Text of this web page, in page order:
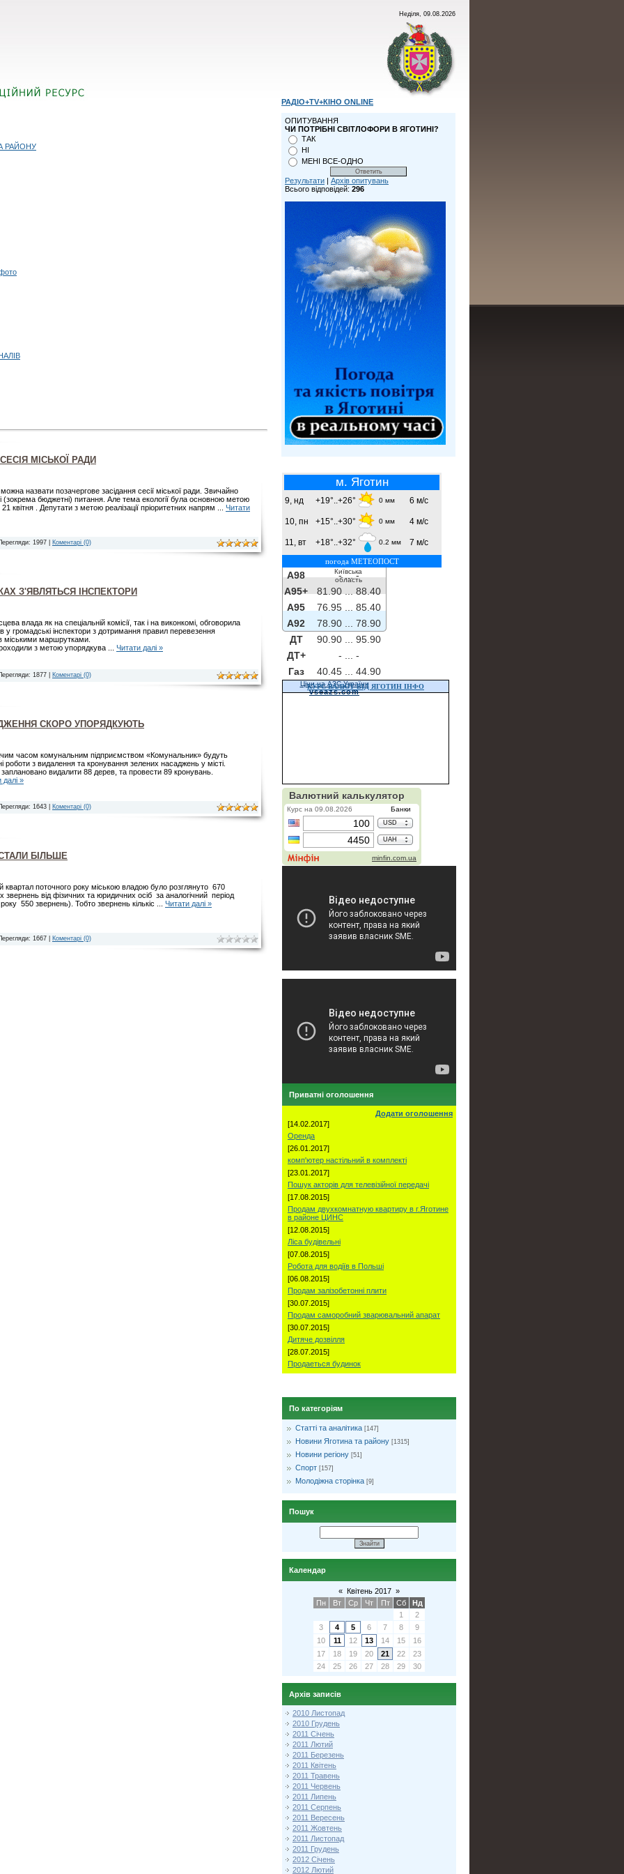
Неділя, 09.08.2026
РАЙОНУ
МІСЬКОЇ РАДИ
назвати позачергове засідання сесії міської ради. Звичайно
(зокрема бюджетні) питання. Але тема екології була основною метою
21 квітня . Депутати з метою реалізації пріоритетних напрям
Читати
1997 | Коментарі (0)
З'ЯВЛЯТЬСЯ ІНСПЕКТОРИ
влада як на спеціальній комісії, так і на виконкомі, обговорила
у громадські інспектори з дотримання правил перевезення
міськими маршрутками.
з метою упорядкува
Читати далі »
1877 | Коментарі (0)
СКОРО УПОРЯДКУЮТЬ
часом комунальним підприємством «Комунальник» будуть
роботи з видалення та кронування зелених насаджень у місті.
видалити 88 дерев, та провести 89 кронувань.
далі »
1643 | Коментарі (0)
БІЛЬШЕ
квартал поточного року міською владою було розглянуто 670
звернень від фізичних та юридичних осіб за аналогічний період
550 звернень). Тобто звернень кількіс
Читати далі »
1667 | Коментарі (0)
РАДІО+TV+КІНО ONLINE
ОПИТУВАННЯ
ЧИ ПОТРІБНІ СВІТЛОФОРИ В ЯГОТИНІ?
ТАК
НІ
МЕНІ ВСЕ-ОДНО
Результати | Архів опитувань
Всього відповідей: 296
м. Яготин
9, нд +19°..+26° 0 мм 6 м/с
10, пн +15°..+30° 0 мм 4 м/с
11, вт +18°..+32° 0.2 мм 7 м/с
погода МЕТЕОПОСТ
Київська
область
A98 - ...-
A95+
81.90 ...
88.40
A95
76.95 ...
85.40
A92
78.90 ...
78.90
ДТ
90.90 ...
95.90
ДТ+
- ...
-
Газ
40.45 ... 44.90
Ціни на АЗС України
vseazs.com
КУРС ВАЛЮТ ВІД ЯГОТИН ІНФО
Приватні оголошення
Додати оголошення
[14.02.2017]
Оренда
[26.01.2017]
комп'ютер настільний в комплекті
[23.01.2017]
Пошук акторів для телевізійної передачі
[17.08.2015]
Продам двухкомнатную квартиру в г.Яготине
в районе ЦИНС
[12.08.2015]
Ліса будівельні
[07.08.2015]
Робота для водіїв в Польші
[06.08.2015]
Продам залізобетонні плити
[30.07.2015]
Продам саморобний зварювальний апарат
[30.07.2015]
Дитяче дозвілля
[28.07.2015]
Продаеться будинок
По категоріям
Статті та аналітика [147]
Новини Яготина та району [1315]
Новини регіону [51]
Спорт [157]
Молодіжна сторінка [9]
Пошук
Календар
« Квітень 2017 »
Пн
Вт Ср Чт Пт Сб
Нд
1
2
3
4 5 6 7 8
9
10
11 12 13 14 15
16
17
18 19 20 21 22
23
24
25 26 27 28 29 30
Архів записів
2010 Листопад
2010 Грудень
2011 Січень
2011 Лютий
2011 Березень
2011 Квітень
2011 Травень
2011 Червень
2011 Липень
2011 Серпень
2011 Вересень
2011 Жовтень
2011 Листопад
2011 Грудень
2012 Січень
2012 Лютий